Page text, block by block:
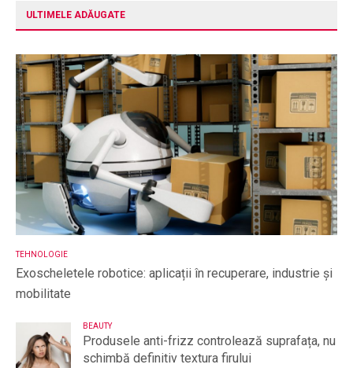
ULTIMELE ADĂUGATE
TEHNOLOGIE
Exoscheletele robotice: aplicații în recuperare, industrie și
mobilitate
BEAUTY
Produsele anti-frizz controlează suprafața, nu
schimbă definitiv textura firului